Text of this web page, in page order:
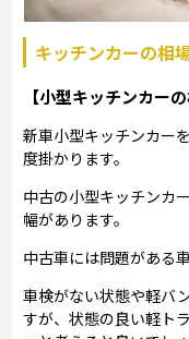
キッチンカーの相
【小型キッチンカーの
新車小型キッチンカー
度掛かります。
中古の小型キッチンカ
幅があります。
中古車には問題がある
車検がない状態や軽バ
すが、状態の良い軽ト